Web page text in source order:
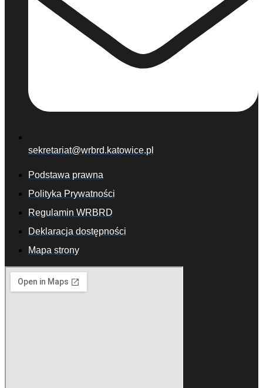
sekretariat@wrbrd.katowice.pl
Podstawa prawna
Polityka Prywatności
Regulamin WRBRD
Deklaracja dostępności
Mapa strony